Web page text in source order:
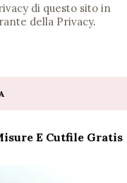
di questo sito in
della Privacy.
E Cutfile Gratis